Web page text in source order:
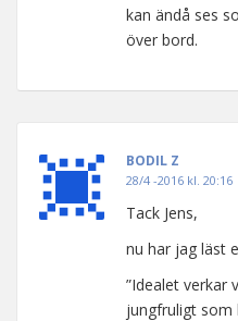
kan ändå ses
över bord.
BODIL Z
28/4 -2016 kl. 20:16
Tack Jens,
nu har jag läst
”Idealet verkar
jungfruligt som